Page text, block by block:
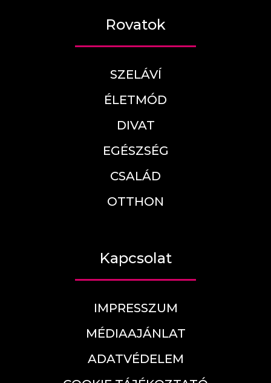
Rovatok
SZELÁVÍ
ÉLETMÓD
DIVAT
EGÉSZSÉG
CSALÁD
OTTHON
Kapcsolat
IMPRESSZUM
MÉDIAAJÁNLAT
ADATVÉDELEM